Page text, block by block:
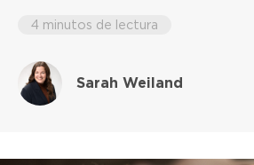
4 minutos de lectura
Sarah Weiland